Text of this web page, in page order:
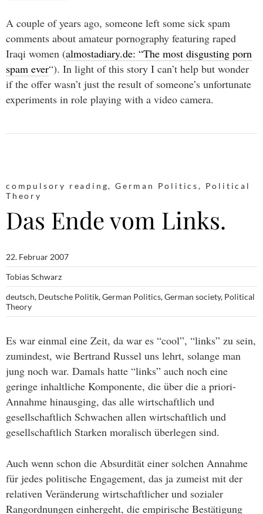
A couple of years ago, someone left some sick spam
comments about amateur pornography featuring raped
Iraqi women (almostadiary.de: “The most disgusting porn
spam ever“). In light of this story I can’t help but wonder
if the offer wasn’t just the result of someone’s unfortunate
experiments in role playing with a video camera.
compulsory reading,German Politics, Political
Theory
Das Ende vom Links.
22. Februar 2007
Tobias Schwarz
deutsch, Deutsche Politik,German Politics,German society, Political
Theory
Es war einmal eine Zeit, da war es “cool”, “links” zu sein,
zumindest, wie Bertrand Russel uns lehrt, solange man
jung noch war. Damals hatte “links” auch noch eine
geringe inhaltliche Komponente, die über die a priori-
Annahme hinausging, das alle wirtschaftlich und
gesellschaftlich Schwachen allen wirtschaftlich und
gesellschaftlich Starken moralisch überlegen sind.
Auch wenn schon die Absurdität einer solchen Annahme
für jedes politische Engagement, das ja zumeist mit der
relativen Veränderung wirtschaftlicher und sozialer
Rangordnungen einhergeht, die empirische Bestätigung